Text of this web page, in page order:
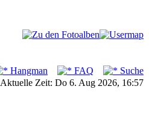
Hangman FAQ
Suche
Aktuelle Zeit: Do 6. Aug 2026, 16:57